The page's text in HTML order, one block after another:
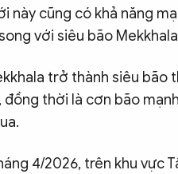
này cũng có khả năng
với siêu bão
trở thành siêu bão
đồng thời là cơn bão
4/2026, trên khu vực